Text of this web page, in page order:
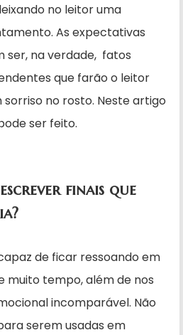
no leitor uma
As expectativas
ser, na verdade, fatos
que farão o leitor
no rosto. Neste artigo
ser feito.
finais que
de ficar ressoando em
muito tempo, além de nos
incomparável. Não
serem usadas em